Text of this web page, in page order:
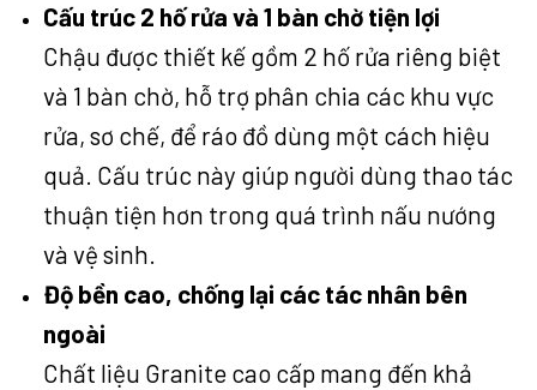
Cấu trúc 2 hố rửa và 1 bàn chờ tiện lợi
Chậu được thiết kế gồm 2 hố rửa riêng biệt
và 1 bàn chờ, hỗ trợ phân chia các khu vực
rửa, sơ chế, để ráo đồ dùng một cách hiệu
quả. Cấu trúc này giúp người dùng thao tác
thuận tiện hơn trong quá trình nấu nướng
và vệ sinh.
Độ bền cao, chống lại các tác nhân bên
ngoài
Chất liệu Granite cao cấp mang đến khả